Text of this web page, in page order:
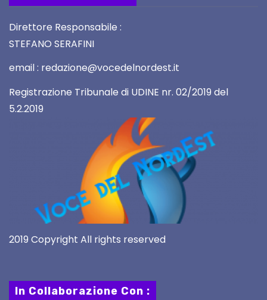
Direttore Responsabile :
STEFANO SERAFINI
email : redazione@vocedelnordest.it
Registrazione Tribunale di UDINE nr. 02/2019 del
5.2.2019
2019 Copyright All rights reserved
In Collaborazione Con :